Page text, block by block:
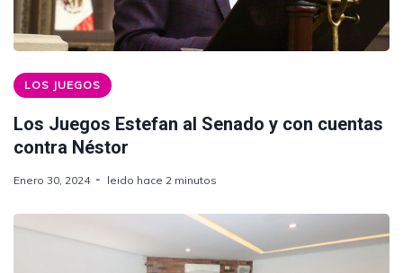
LOS JUEGOS
Los Juegos Estefan al Senado y con cuentas
contra Néstor
Enero 30, 2024 leido hace 2 minutos